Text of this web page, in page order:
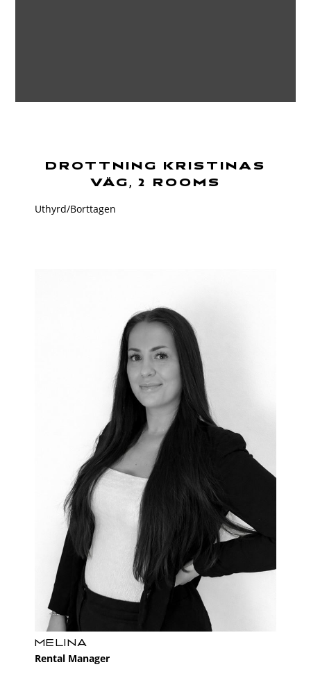
DROTTNING KRISTINAS
VÄG, 2 ROOMS
Uthyrd/Borttagen
MELINA
Rental Manager